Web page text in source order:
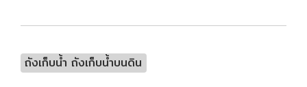
ถังเก็บน้ำ ถังเก็บน้ำบนดิน